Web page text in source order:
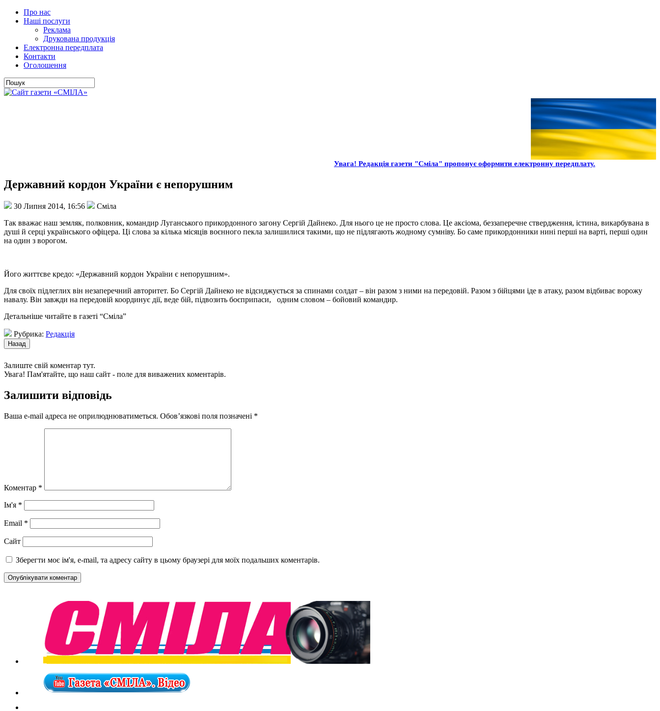
Про нас
Наші послуги
Реклама
Друкована продукція
Електронна передплата
Контакти
Оголошення
Увага! Редакція газети "Сміла" пропонує оформити електронну передплату.
Державний кордон України є непорушним
30 Липня 2014, 16:56
Сміла
Так вважає наш земляк, полковник, командир ­Луганського прикордонного загону Сергій ­Дайнеко. Для нього це не просто слова. Це аксіома, беззаперечне ствердження, істина, викарбувана в
душі й серці українського офіцера. Ці слова за кілька місяців воєнного пекла залишилися такими, що не підлягають жодному сумніву. Бо саме прикордонники нині перші на варті, перші один
на один з ворогом.
Його життєве кредо: «Державний кордон України є непорушним».
Для своїх підлеглих він незаперечний авторитет. Бо Сергій Дайнеко не відсиджується за спинами солдат – він разом з ними на передовій. Разом з бійцями іде в атаку, разом відбиває ворожу
навалу. Він завжди на передовій координує дії, веде бій, підвозить боєприпаси, одним словом – бойовий командир.
Детальніше читайте в газеті “Сміла”
Рубрика: Редакція
Залиште свій коментар тут.
Увага! Пам'ятайте, що наш сайт - поле для виважених коментарів.
Залишити відповідь
Ваша e-mail адреса не оприлюднюватиметься. Обов’язкові поля позначені *
Коментар *
Ім'я *
Email *
Сайт
Зберегти моє ім'я, e-mail, та адресу сайту в цьому браузері для моїх подальших коментарів.